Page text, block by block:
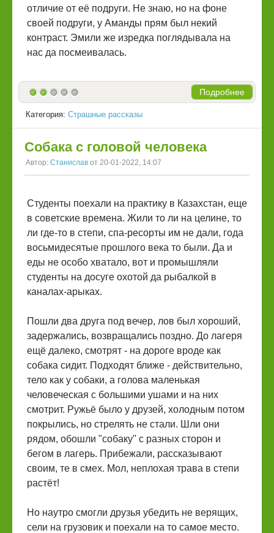
отличие от её подруги. Не знаю, но на фоне
своей подруги, у Аманды прям был некий
контраст. Эмили же изредка поглядывала на
нас да посмеивалась.
Подробнее
Категория: Страшные рассказы
Собака с головой человека
Автор: Станислав от 20-01-2022, 14:07
Студенты поехали на практику в Казахстан, еще
в советские времена. Жили то ли на целине, то
ли где-то в степи, спа-ресорты им не дали, года
восьмидесятые прошлого века то были. Да и
еды не особо хватало, вот и промышляли
студенты на досуге охотой да рыбалкой в
каналах-арыках.
Пошли два друга под вечер, лов был хороший,
задержались, возвращались поздно. До лагеря
ещё далеко, смотрят - на дороге вроде как
собака сидит. Подходят ближе - действительно,
тело как у собаки, а голова маленькая
человеческая с большими ушами и на них
смотрит. Ружьё было у друзей, холодным потом
покрылись, но стрелять не стали. Шли они
рядом, обошли "собаку" с разных сторон и
бегом в лагерь. Прибежали, рассказывают
своим, те в смех. Мол, неплохая трава в степи
растёт!
Но наутро смогли друзья убедить не верящих,
сели на грузовик и поехали на то самое место.